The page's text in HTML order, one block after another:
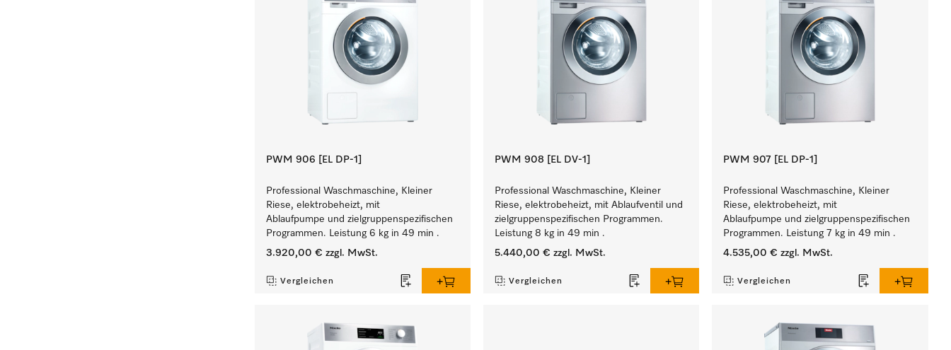
PWM 906 [EL DP-1]
Professional Waschmaschine, Kleiner
Riese, elektrobeheizt, mit
Ablaufpumpe und zielgruppenspezifischen
Programmen. Leistung 6 kg in 49 min .
3.920,00 € zzgl. MwSt.
Vergleichen
PWM 908 [EL DV-1]
Professional Waschmaschine, Kleiner
Riese, elektrobeheizt, mit Ablaufventil und
zielgruppenspezifischen Programmen.
Leistung 8 kg in 49 min .
5.440,00 € zzgl. MwSt.
Vergleichen
PWM 907 [EL DP-1]
Professional Waschmaschine, Kleiner
Riese, elektrobeheizt, mit
Ablaufpumpe und zielgruppenspezifischen
Programmen. Leistung 7 kg in 49 min .
4.535,00 € zzgl. MwSt.
Vergleichen